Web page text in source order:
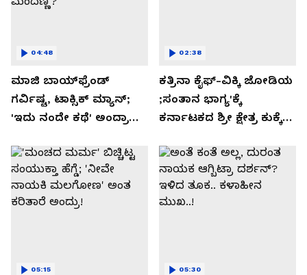
ಮಾಜಿ ಬಾಯ್‌ಫ್ರೆಂಡ್
ಗರ್ವಿಷ್ಟ, ಟಾಕ್ಸಿಕ್ ಮ್ಯಾನ್;
'ಇದು ನಂದೇ ಕಥೆ' ಅಂದ್ರಾ
ಮಂದಣ್ಣ?
04:48
ಕತ್ರಿನಾ ಕೈಫ್-ವಿಕ್ಕಿ ಜೋಡಿಯ
;ಸಂತಾನ ಭಾಗ್ಯ'ಕ್ಕೆ
ಕರ್ನಾಟಕದ ಶ್ರೀ ಕ್ಷೇತ್ರ ಕುಕ್ಕೆ
02:38
05:15 05:30